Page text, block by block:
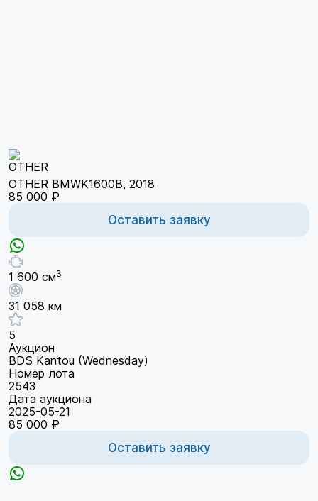
OTHER BMWK1600B, 2018
85 000 ₽
Оставить заявку
1 600 см3
31 058 км
5
Аукцион
BDS Kantou (Wednesday)
Номер лота
2543
Дата аукциона
2025-05-21
85 000 ₽
Оставить заявку